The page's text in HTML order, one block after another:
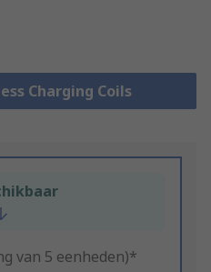
Charging Coils
van 5 eenheden)*